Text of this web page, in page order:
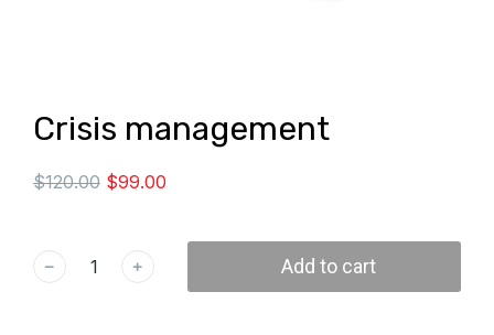
Crisis management
$120.00 $99.00
Add to cart